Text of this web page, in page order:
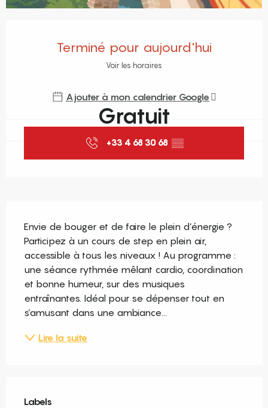
Terminé pour aujourd'hui
Voir les horaires
Ajouter à mon calendrier Google
Gratuit
+33 4 68 30 68 ▒▒
Envie de bouger et de faire le plein d’énergie ?
Participez à un cours de step en plein air,
accessible à tous les niveaux ! Au programme :
une séance rythmée mêlant cardio, coordination
et bonne humeur, sur des musiques
entraînantes. Idéal pour se dépenser tout en
s’amusant dans une ambiance...
Lire la suite
Labels
Labels